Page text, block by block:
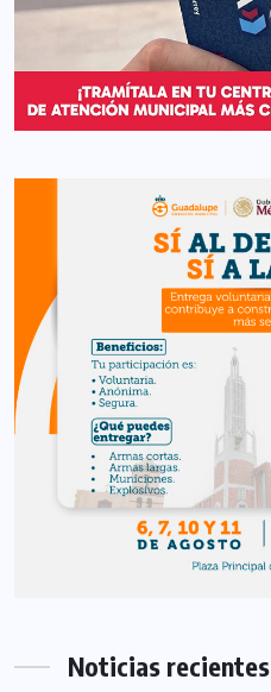
Noticias recientes